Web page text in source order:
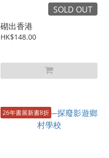
SOLD OUT
砌出香港
HK$148.00
26年書展新書8折